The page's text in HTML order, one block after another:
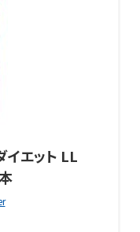
イエット LL